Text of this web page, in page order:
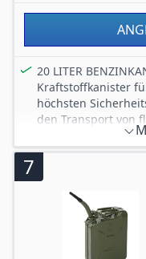
20 LITER
Kraftstoffkanister
höchsten
den Transport von
Selbstverständlich
nachfüllen von
ist bei der
Kanister praktisch
FÜR BENZIN &
7